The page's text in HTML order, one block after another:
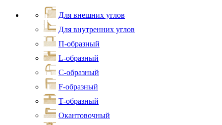
Для внешних углов
Для внутренних углов
П-образный
L-образный
С-образный
F-образный
Т-образный
Окантовочный